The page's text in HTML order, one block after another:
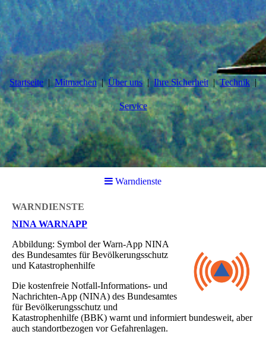
Startseite Mitmachen Über uns Ihre Sicherheit Technik
Service
Warndienste
WARNDIENSTE
NINA WARNAPP
Abbildung: Symbol der Warn-App NINA
des Bundesamtes für Bevölkerungsschutz
und Katastrophenhilfe
Die kostenfreie Notfall-Informations- und
Nachrichten-App (NINA) des Bundesamtes
für Bevölkerungsschutz und
Katastrophenhilfe (BBK) warnt und informiert bundesweit, aber
auch standortbezogen vor Gefahrenlagen.